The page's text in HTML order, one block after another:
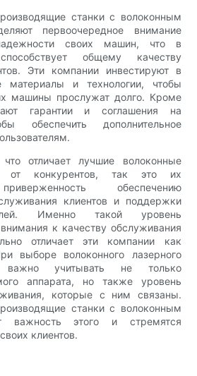
станки с волоконным
первоочередное внимание
своих машин, что в
общему качеству
Эти компании инвестируют в
материалы и технологии, чтобы
машины прослужат долго. Кроме
гарантии и соглашения на
обеспечить дополнительное
отличает лучшие волоконные
от конкурентов, так это их
обеспечению
клиентов и поддержки
Именно такой уровень
к качеству обслуживания
отличает эти компании как
выборе волоконного лазерного
важно учитывать не только
аппарата, но также уровень
которые с ним связаны.
станки с волоконным
важность этого и стремятся
клиентов.